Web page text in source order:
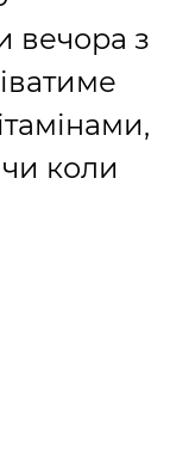
вечора з
коли